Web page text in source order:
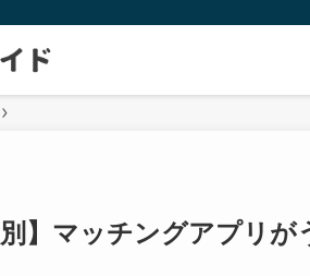
別】マッチングアプリ